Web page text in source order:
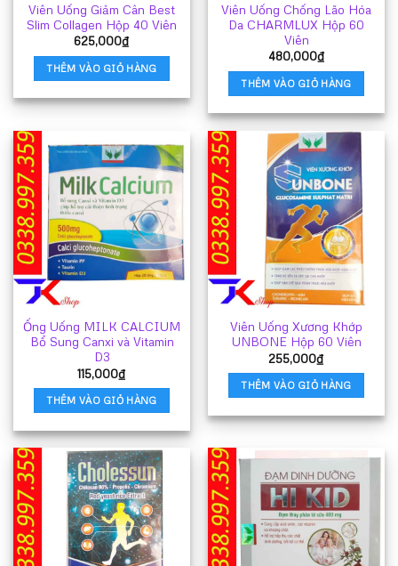
Viên Uống Giảm Cân Best
Slim Collagen Hộp 40 Viên
625,000₫
THÊM VÀO GIỎ HÀNG
Viên Uống Chống Lão Hóa
Da CHARMLUX Hộp 60
Viên
480,000₫
THÊM VÀO GIỎ HÀNG
Ống Uống MILK CALCIUM
Bổ Sung Canxi và Vitamin
D3
115,000₫
THÊM VÀO GIỎ HÀNG
Viên Uống Xương Khớp
UNBONE Hộp 60 Viên
255,000₫
THÊM VÀO GIỎ HÀNG